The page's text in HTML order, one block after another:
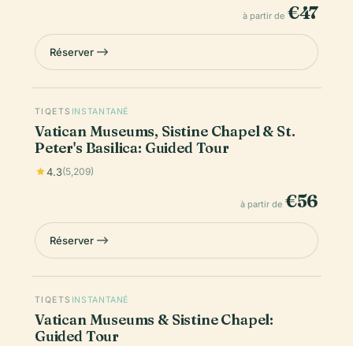
à partir de €47
Réserver
TIQETS INSTANTANÉ
Vatican Museums, Sistine Chapel & St.
Peter's Basilica: Guided Tour
4.3(5,209)
à partir de €56
Réserver
TIQETS INSTANTANÉ
Vatican Museums & Sistine Chapel:
Guided Tour